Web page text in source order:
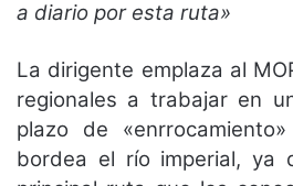
a diario por esta ruta»
La dirigente emplaza al
regionales a trabajar en
plazo de
bordea el río imperial, ya